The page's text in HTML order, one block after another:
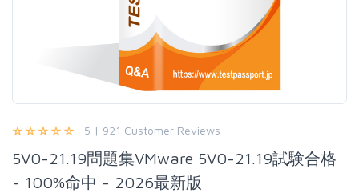
5 | 921 Customer Reviews
5V0-21.19問題集VMware 5V0-21.19試験合格
- 100%命中 - 2026最新版